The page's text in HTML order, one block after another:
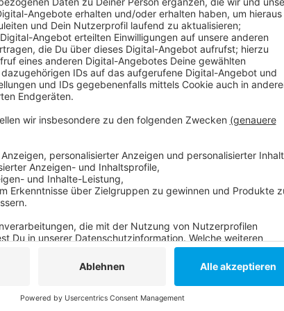
Durch das Feuer kommt es in diesem Bereich zu
Gefahr besteht nach Angaben der Feuerwehr nicht.
Anzeige
Feuerwehr Düsseldorf auf Twitter
Anzeige